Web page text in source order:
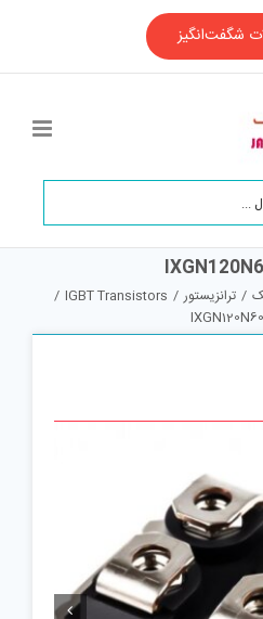
شگفت‌انگیز
/ ترانزیستور /
IGBT Transistors
/
